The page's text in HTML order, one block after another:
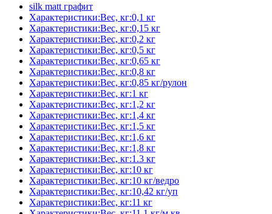
silk matt графит
Характеристики:Вес, кг:0,1 кг
Характеристики:Вес, кг:0,15 кг
Характеристики:Вес, кг:0,2 кг
Характеристики:Вес, кг:0,5 кг
Характеристики:Вес, кг:0,65 кг
Характеристики:Вес, кг:0,8 кг
Характеристики:Вес, кг:0,85 кг/рулон
Характеристики:Вес, кг:1 кг
Характеристики:Вес, кг:1,2 кг
Характеристики:Вес, кг:1,4 кг
Характеристики:Вес, кг:1,5 кг
Характеристики:Вес, кг:1,6 кг
Характеристики:Вес, кг:1,8 кг
Характеристики:Вес, кг:1.3 кг
Характеристики:Вес, кг:10 кг
Характеристики:Вес, кг:10 кг/ведро
Характеристики:Вес, кг:10,42 кг/уп
Характеристики:Вес, кг:11 кг